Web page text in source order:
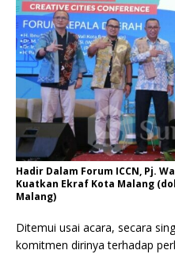
Hadir Dalam Forum ICCN, Pj.
Kuatkan Ekraf Kota Malang
Malang)
Ditemui usai acara, secara
komitmen dirinya terhadap